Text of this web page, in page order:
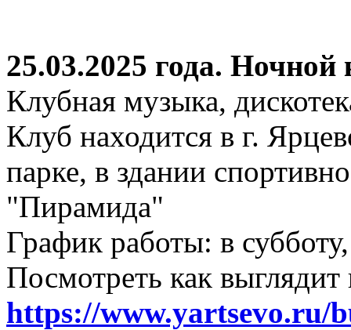
25.03.2025 года.
Клубная музыка,
Клуб находится в г.
парке, в здании
"Пирамида"
График работы: в
Посмотреть как
https://www.yartsevo.ru/